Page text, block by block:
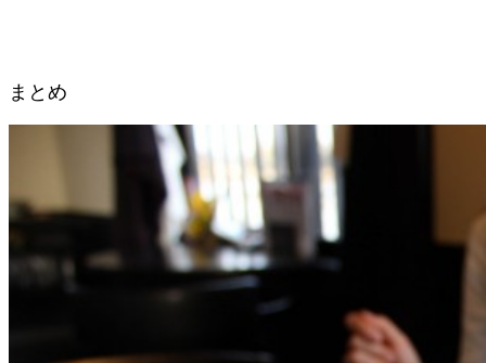
まとめ